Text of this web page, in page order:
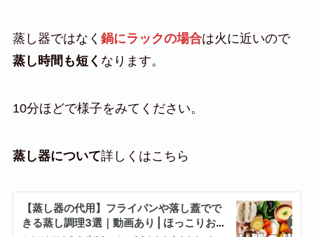
蒸し器ではなく 鍋にラックの場合は火に近いので
蒸し時間も短く なります。
10分ほどで様子をみてください。
蒸し器について詳しくはこちら